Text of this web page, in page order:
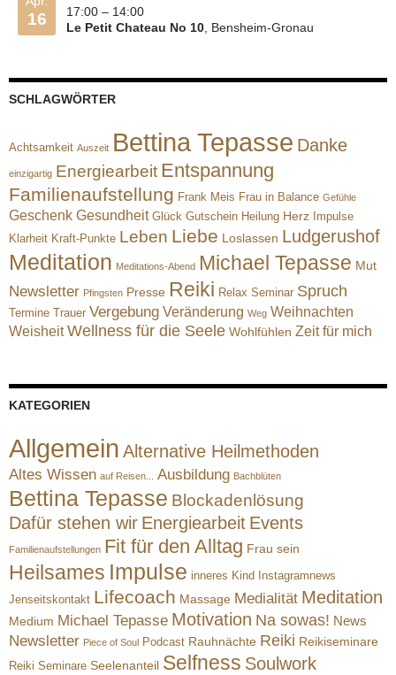
16
17:00 – 14:00
Le Petit Chateau No 10 , Bensheim-Gronau
SCHLAGWÖRTER
Achtsamkeit Auszeit Bettina Tepasse Danke
einzigartig Energiearbeit Entspannung
Familienaufstellung Frank Meis Frau in Balance Gefühle
Geschenk Gesundheit Glück Gutschein Heilung Herz Impulse
Klarheit Kraft-Punkte Leben Liebe Loslassen Ludgerushof
Meditation Meditations-Abend Michael Tepasse Mut
Newsletter Pfingsten Presse Reiki Relax Seminar Spruch
Termine Trauer Vergebung Veränderung Weg Weihnachten
Weisheit Wellness für die Seele Wohlfühlen Zeit für mich
KATEGORIEN
Allgemein Alternative Heilmethoden
Altes Wissen auf Reisen... Ausbildung Bachblüten
Bettina Tepasse Blockadenlösung
Dafür stehen wir Energiearbeit Events
Familienaufstellungen Fit für den Alltag Frau sein
Heilsames Impulse inneres Kind Instagramnews
Jenseitskontakt Lifecoach Massage Medialität Meditation
Medium Michael Tepasse Motivation Na sowas! News
Newsletter Piece of Soul Podcast Rauhnächte Reiki Reikiseminare
Reiki Seminare Seelenanteil Selfness Soulwork